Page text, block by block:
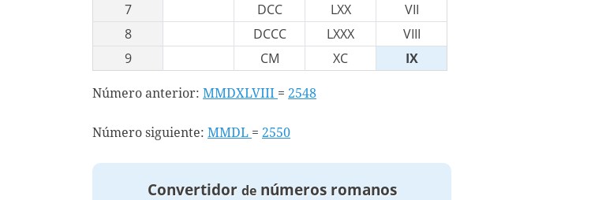
7
DCC LXX
VII
8
DCCC LXXX
VIII
9
CM XC IX
Número anterior: MMDXLVIII = 2548
Número siguiente: MMDL = 2550
Convertidor denúmeros romanos